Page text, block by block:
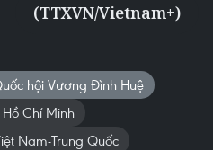
(TTXVN/Vietnam+)
hội Vương Đình Huệ
Chí Minh
Nam-Trung Quốc